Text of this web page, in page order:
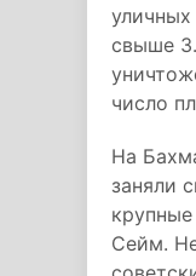
свыше
число
На
заняли
Сейм.